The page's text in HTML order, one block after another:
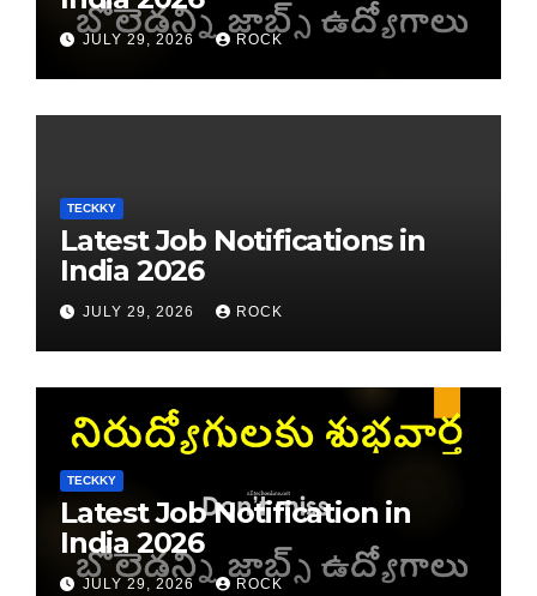
JULY 29, 2026 ROCK
TECKKY
Latest Job Notifications in
India 2026
JULY 29, 2026 ROCK
TECKKY
Latest Job Notification in
India 2026
JULY 29, 2026 ROCK